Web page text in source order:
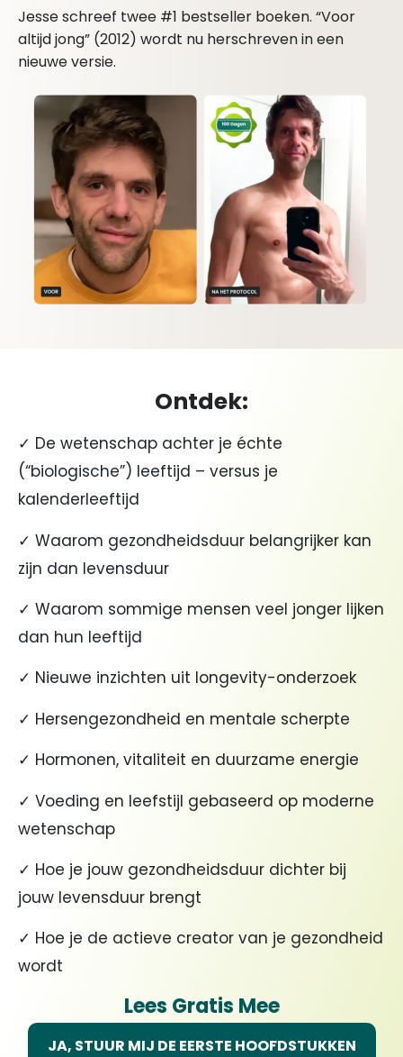
Jesse schreef twee #1 bestseller boeken. “Voor
altijd jong” (2012) wordt nu herschreven in een
nieuwe versie.
Ontdek:
✓ De wetenschap achter je échte
(“biologische”) leeftijd – versus je
kalenderleeftijd
✓ Waarom gezondheidsduur belangrijker kan
zijn dan levensduur
✓ Waarom sommige mensen veel jonger lijken
dan hun leeftijd
✓ Nieuwe inzichten uit longevity-onderzoek
✓ Hersengezondheid en mentale scherpte
✓ Hormonen, vitaliteit en duurzame energie
✓ Voeding en leefstijl gebaseerd op moderne
wetenschap
✓ Hoe je jouw gezondheidsduur dichter bij
jouw levensduur brengt
✓ Hoe je de actieve creator van je gezondheid
wordt
Lees Gratis Mee
JA, STUUR MIJ DE EERSTE HOOFDSTUKKEN